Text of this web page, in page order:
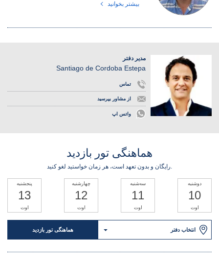
بیشتر بخوانید
مدیر دفتر
Santiago de Cordoba Estepa
تماس
از مشاور بپرسید
واتس اپ
هماهنگی تور بازدید
رایگان و بدون تعهد است، هر زمان خواستید لغو کنید.
دوشنبه
10
اوت
سه‌شنبه
11
اوت
چهارشنبه
12
اوت
پنجشنبه
13
اوت
انتخاب دفتر هماهنگی تور بازدید